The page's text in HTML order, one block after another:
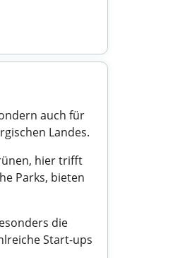
auch für
Landes.
hier trifft
Parks, bieten
die
Start-ups